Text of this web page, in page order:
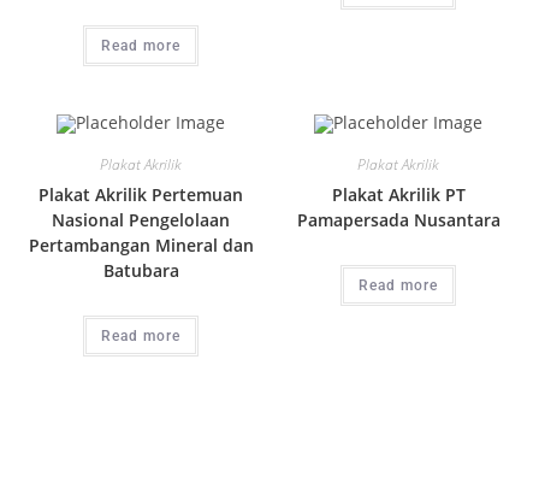
Read more
Plakat Akrilik
Plakat Akrilik Pertemuan
Nasional Pengelolaan
Pertambangan Mineral dan
Batubara
Read more
Plakat Akrilik
Plakat Akrilik PT
Pamapersada Nusantara
Read more